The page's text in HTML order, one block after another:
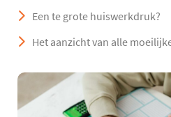
Een te grote huiswerkdruk?
Het aanzicht van alle